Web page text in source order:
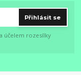
Přihlásit se
účelem rozesílky